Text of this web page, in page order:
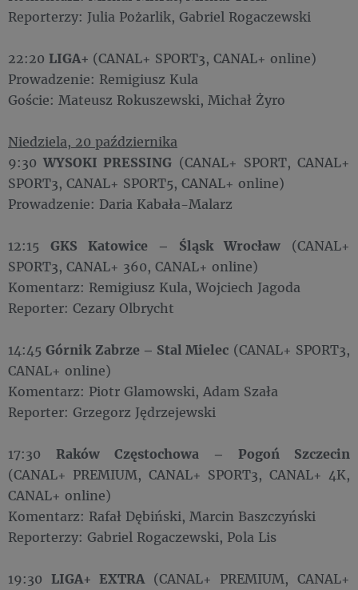
Reporterzy: Julia Pożarlik, Gabriel Rogaczewski
22:20 LIGA+ (CANAL+ SPORT3, CANAL+ online)
Prowadzenie: Remigiusz Kula
Goście: Mateusz Rokuszewski, Michał Żyro
Niedziela, 20 października
9:30WYSOKI PRESSING (CANAL+ SPORT, CANAL+
SPORT3, CANAL+ SPORT5, CANAL+ online)
Prowadzenie: Daria Kabała-Malarz
12:15 GKS Katowice – Śląsk Wrocław (CANAL+
SPORT3, CANAL+ 360, CANAL+ online)
Komentarz: Remigiusz Kula, Wojciech Jagoda
Reporter: Cezary Olbrycht
14:45Górnik Zabrze – Stal Mielec (CANAL+ SPORT3,
CANAL+ online)
Komentarz: Piotr Glamowski, Adam Szała
Reporter: Grzegorz Jędrzejewski
17:30 Raków Częstochowa – Pogoń Szczecin
(CANAL+ PREMIUM, CANAL+ SPORT3, CANAL+ 4K,
CANAL+ online)
Komentarz: Rafał Dębiński, Marcin Baszczyński
Reporterzy: Gabriel Rogaczewski, Pola Lis
19:30 LIGA+ EXTRA (CANAL+ PREMIUM, CANAL+